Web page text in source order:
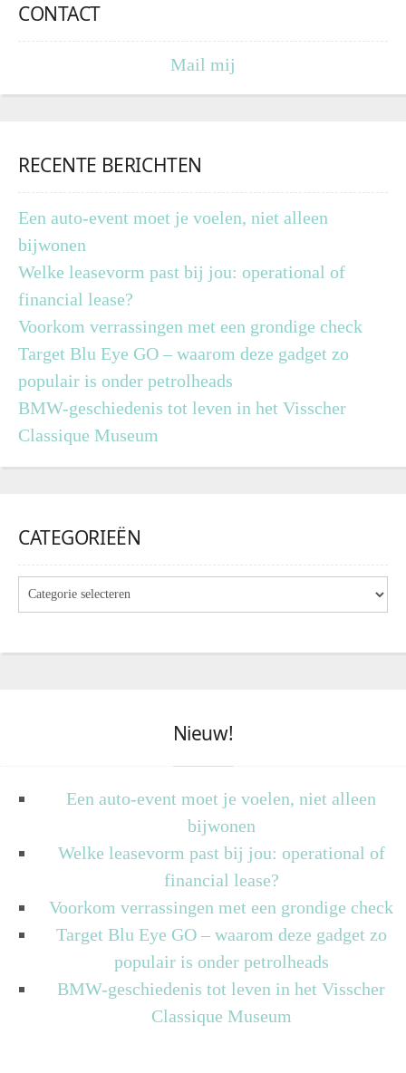
CONTACT
Mail mij
RECENTE BERICHTEN
Een auto-event moet je voelen, niet alleen
bijwonen
Welke leasevorm past bij jou: operational of
financial lease?
Voorkom verrassingen met een grondige check
Target Blu Eye GO – waarom deze gadget zo
populair is onder petrolheads
BMW-geschiedenis tot leven in het Visscher
Classique Museum
CATEGORIEËN
Nieuw!
Een auto-event moet je voelen, niet alleen
bijwonen
Welke leasevorm past bij jou: operational of
financial lease?
Voorkom verrassingen met een grondige check
Target Blu Eye GO – waarom deze gadget zo
populair is onder petrolheads
BMW-geschiedenis tot leven in het Visscher
Classique Museum